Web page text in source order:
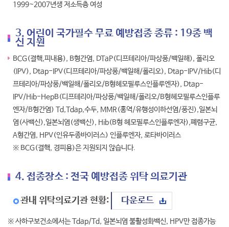
1999~2007년생 저소득층 여성
3. 어린이 국가필수 무료 예방접종 종류 : 19종 백
신 지원
BCG(결핵,피내용), B형간염, DTaP(디프테리아/파상풍/백일해), 폴리오
(IPV), Dtap-IPV(디프테리아/파상풍/백일해/폴리오), Dtap-IPV/Hib(디
프테리아/파상풍/백일해/폴리오/B형헤모필루스인플루엔자), Dtap-
IPV/Hib-HepB(디프테리아/파상풍/백일해/폴리오/B형헤모필루스인플루
엔자/B형간염) Td,Tdap,수두, MMR(홍역/유행성이하선염/풍진),일본뇌
염(사백신),일본뇌염(생백신), Hib(B형 헤모필루스인플루엔자),폐렴구균,
A형간염, HPV(인유두종바이러스) 인플루엔자, 로타바이러스
※ BCG(결핵, 경피용)은 지원되지 않습니다.
4. 접종장소 : 전국 예방접종 위탁 의료기관
관내 위탁의료기관 현황: 다운로드
※ 사하구보건소에서는 Tdap/Td, 일본뇌염 불활성화백신, HPV만 접종가능